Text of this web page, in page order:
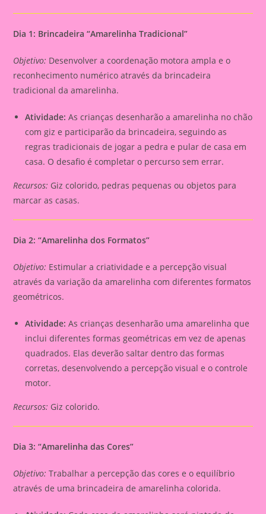
Dia 1: Brincadeira “Amarelinha Tradicional”
Objetivo: Desenvolver a coordenação motora ampla e o
reconhecimento numérico através da brincadeira
tradicional da amarelinha.
Atividade: As crianças desenharão a amarelinha no chão
com giz e participarão da brincadeira, seguindo as
regras tradicionais de jogar a pedra e pular de casa em
casa. O desafio é completar o percurso sem errar.
Recursos: Giz colorido, pedras pequenas ou objetos para
marcar as casas.
Dia 2: “Amarelinha dos Formatos”
Objetivo: Estimular a criatividade e a percepção visual
através da variação da amarelinha com diferentes formatos
geométricos.
Atividade: As crianças desenharão uma amarelinha que
inclui diferentes formas geométricas em vez de apenas
quadrados. Elas deverão saltar dentro das formas
corretas, desenvolvendo a percepção visual e o controle
motor.
Recursos: Giz colorido.
Dia 3: “Amarelinha das Cores”
Objetivo: Trabalhar a percepção das cores e o equilíbrio
através de uma brincadeira de amarelinha colorida.